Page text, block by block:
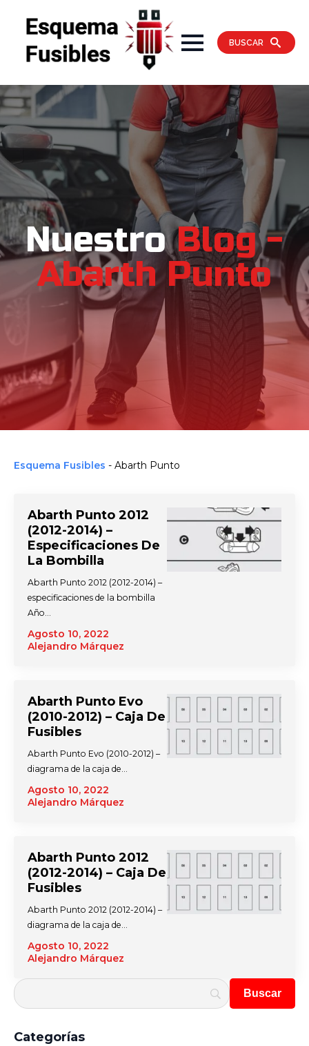
BUSCAR
Nuestro Blog -
Abarth Punto
Esquema Fusibles - Abarth Punto
Abarth Punto 2012
(2012-2014) –
Especificaciones De
La Bombilla
Agosto 10, 2022
Alejandro Márquez
Abarth Punto 2012 (2012-2014) –
especificaciones de la bombilla
Año…
Abarth Punto Evo
(2010-2012) – Caja De
Fusibles
Agosto 10, 2022
Alejandro Márquez
Abarth Punto Evo (2010-2012) –
diagrama de la caja de…
Abarth Punto 2012
(2012-2014) – Caja De
Fusibles
Agosto 10, 2022
Alejandro Márquez
Abarth Punto 2012 (2012-2014) –
diagrama de la caja de…
Categorías